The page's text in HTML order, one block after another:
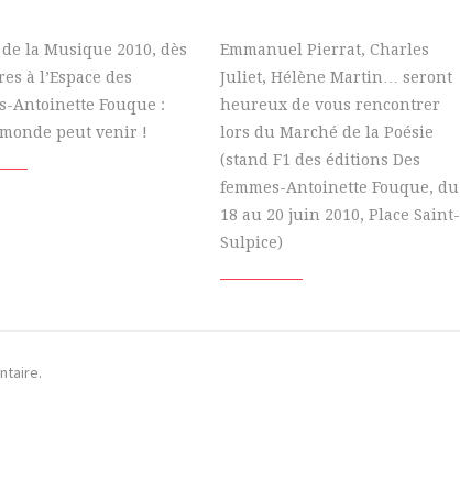
de la Musique 2010, dès
à l’Espace des
Antoinette Fouque :
peut venir !
Emmanuel Pierrat, Charles
Juliet, Hélène Martin… seront
heureux de vous rencontrer
lors du Marché de la Poésie
(stand F1 des éditions Des
femmes-Antoinette Fouque, du
18 au 20 juin 2010, Place Saint-
Sulpice)